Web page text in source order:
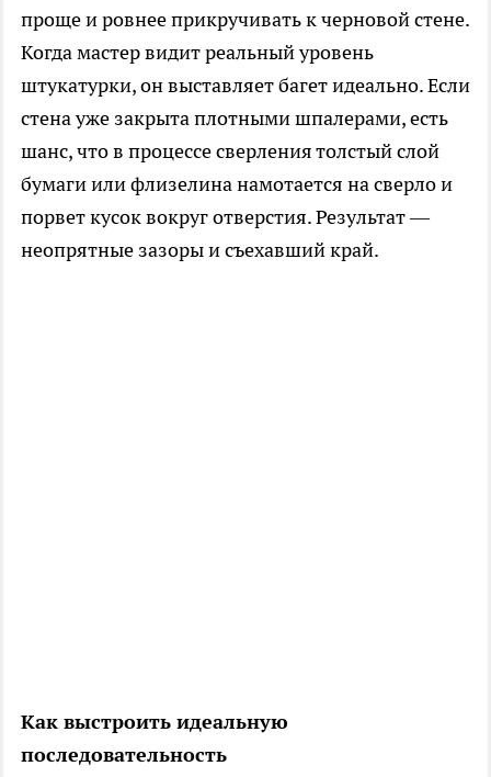
проще и ровнее прикручивать к черновой стене.
Когда мастер видит реальный уровень
штукатурки, он выставляет багет идеально. Если
стена уже закрыта плотными шпалерами, есть
шанс, что в процессе сверления толстый слой
бумаги или флизелина намотается на сверло и
порвет кусок вокруг отверстия. Результат —
неопрятные зазоры и съехавший край.
Как выстроить идеальную
последовательность